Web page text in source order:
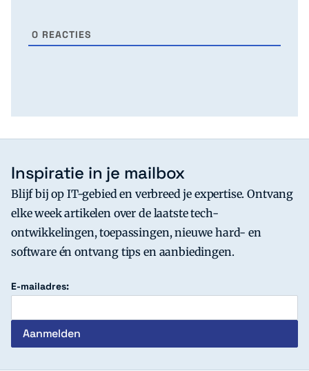
0 REACTIES
Inspiratie in je mailbox
Blijf bij op IT-gebied en verbreed je expertise. Ontvang
elke week artikelen over de laatste tech-
ontwikkelingen, toepassingen, nieuwe hard- en
software én ontvang tips en aanbiedingen.
E-mailadres: